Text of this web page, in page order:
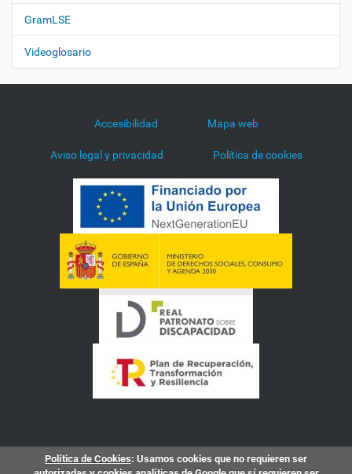
GramLSE
Videoglosario
Accesibilidad Mapa web
Aviso legal y privacidad Política de cookies
Política de Cookies: Usamos cookies que no requieren ser